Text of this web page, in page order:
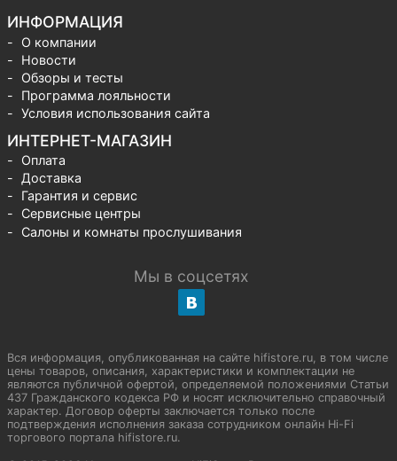
ИНФОРМАЦИЯ
О компании
Новости
Обзоры и тесты
Программа лояльности
Условия использования сайта
ИНТЕРНЕТ-МАГАЗИН
Оплата
Доставка
Гарантия и сервис
Сервисные центры
Салоны и комнаты прослушивания
Мы в соцсетях
Вся информация, опубликованная на сайте hifistore.ru, в том числе
цены товаров, описания, характеристики и комплектации не
являются публичной офертой, определяемой положениями Статьи
437 Гражданского кодекса РФ и носят исключительно справочный
характер. Договор оферты заключается только после
подтверждения исполнения заказа сотрудником онлайн Hi-Fi
торгового портала hifistore.ru.